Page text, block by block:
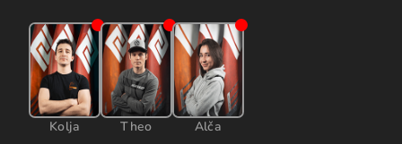
Kolja Theo Alča